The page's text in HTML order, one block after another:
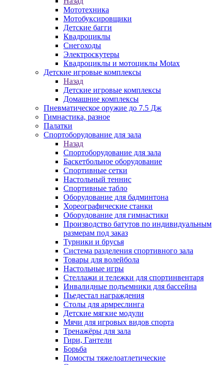
Мототехника
Мотобуксировщики
Детские багги
Квадроциклы
Снегоходы
Электроскутеры
Квадроциклы и мотоциклы Motax
Детские игровые комплексы
Назад
Детские игровые комплексы
Домашние комплексы
Пневматическое оружие до 7.5 Дж
Гимнастика, разное
Палатки
Спортоборудование для зала
Назад
Спортоборудование для зала
Баскетбольное оборудование
Спортивные сетки
Настольный теннис
Спортивные табло
Оборудование для бадминтона
Хореографические станки
Оборудование для гимнастики
Производство батутов по индивидуальным
размерам под заказ
Турники и брусья
Система разделения спортивного зала
Товары для волейбола
Настольные игры
Стеллажи и тележки для спортинвентаря
Инвалидные подъемники для бассейна
Пьедестал награждения
Столы для армреслинга
Детские мягкие модули
Мячи для игровых видов спорта
Тренажёры для зала
Гири, Гантели
Борьба
Помосты тяжелоатлетические